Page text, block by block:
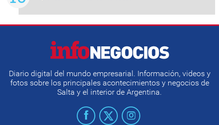
Diario digital del mundo empresarial. Información, videos y
fotos sobre los principales acontecimientos y negocios de
Salta y el interior de Argentina.